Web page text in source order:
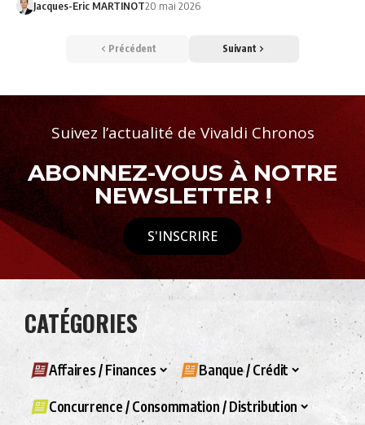
Jacques-Eric MARTINOT20 mai 2026
Précédent Suivant
Suivez l’actualité de Vivaldi Chronos
ABONNEZ-VOUS À NOTRE
NEWSLETTER !
S'INSCRIRE
CATÉGORIES
Affaires / Finances Banque / Crédit
Concurrence / Consommation / Distribution